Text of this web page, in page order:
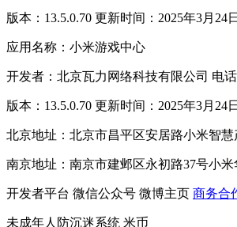
版本：13.5.0.70 更新时间：2025年3月24日
应用名称：小米游戏中心
开发者：北京瓦力网络科技有限公司 电话
版本：13.5.0.70 更新时间：2025年3月24日
北京地址：北京市昌平区安居路小米智慧
南京地址：南京市建邺区永初路37号小米
开发者平台 微信公众号 微博主页 商务合
未成年人防沉迷系统 米币